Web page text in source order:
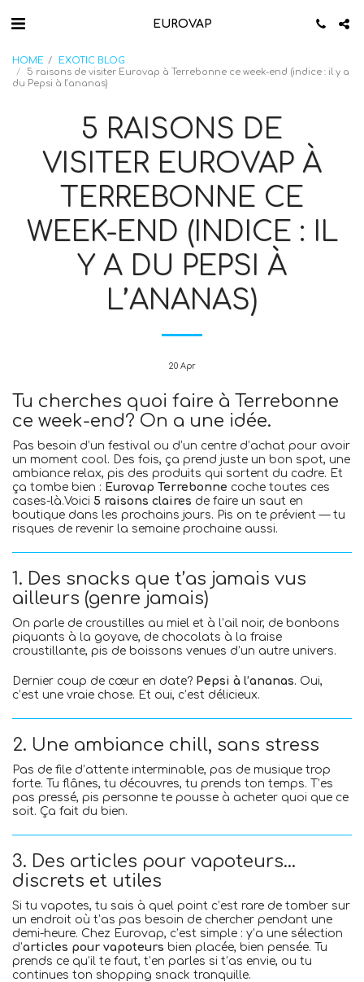
EUROVAP
HOME
EXOTIC BLOG
5 raisons de visiter Eurovap à Terrebonne ce week-end (indice : il y a
du Pepsi à l’ananas)
5 RAISONS DE
VISITER EUROVAP À
TERREBONNE CE
WEEK-END (INDICE : IL
Y A DU PEPSI À
L’ANANAS)
20 Apr
Tu cherches quoi faire à Terrebonne
ce week-end? On a une idée.
Pas besoin d’un festival ou d’un centre d’achat pour avoir
un moment cool. Des fois, ça prend juste un bon spot, une
ambiance relax, pis des produits qui sortent du cadre. Et
ça tombe bien : Eurovap Terrebonne coche toutes ces
cases-là.Voici 5 raisons claires de faire un saut en
boutique dans les prochains jours. Pis on te prévient — tu
risques de revenir la semaine prochaine aussi.
1. Des snacks que t’as jamais vus
ailleurs (genre jamais)
On parle de croustilles au miel et à l’ail noir, de bonbons
piquants à la goyave, de chocolats à la fraise
croustillante, pis de boissons venues d’un autre univers.
Dernier coup de cœur en date? Pepsi à l’ananas. Oui,
c’est une vraie chose. Et oui, c’est délicieux.
2. Une ambiance chill, sans stress
Pas de file d’attente interminable, pas de musique trop
forte. Tu flânes, tu découvres, tu prends ton temps. T’es
pas pressé, pis personne te pousse à acheter quoi que ce
soit. Ça fait du bien.
3. Des articles pour vapoteurs…
discrets et utiles
Si tu vapotes, tu sais à quel point c’est rare de tomber sur
un endroit où t’as pas besoin de chercher pendant une
demi-heure. Chez Eurovap, c’est simple : y’a une sélection
d’articles pour vapoteurs bien placée, bien pensée. Tu
prends ce qu’il te faut, t’en parles si t’as envie, ou tu
continues ton shopping snack tranquille.